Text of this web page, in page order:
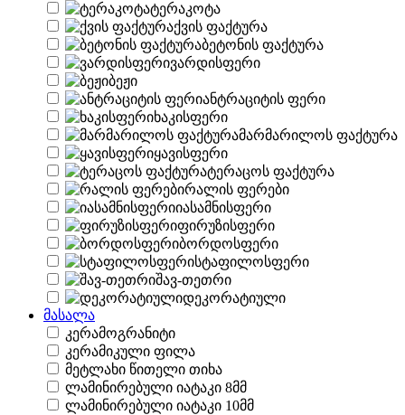
ტერაკოტა
ქვის ფაქტურა
ბეტონის ფაქტურა
ვარდისფერი
ბეჟი
ანტრაციტის ფერი
ხაკისფერი
მარმარილოს ფაქტურა
ყავისფერი
ტერაცოს ფაქტურა
რალის ფერები
იასამნისფერი
ფირუზისფერი
ბორდოსფერი
სტაფილოსფერი
შავ-თეთრი
დეკორატიული
მასალა
კერამოგრანიტი
კერამიკული ფილა
მეტლახი წითელი თიხა
ლამინირებული იატაკი 8მმ
ლამინირებული იატაკი 10მმ